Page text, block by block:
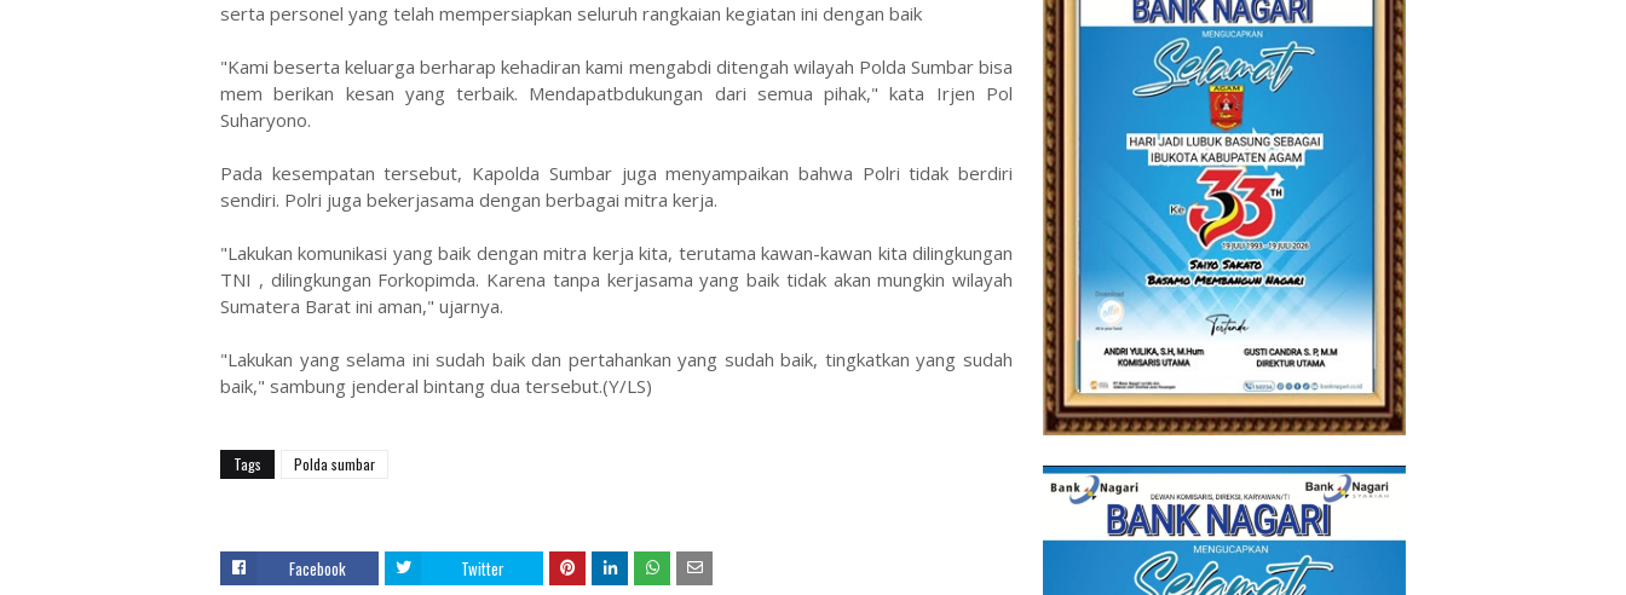
serta personel yang telah mempersiapkan seluruh rangkaian kegiatan ini dengan baik
"Kami beserta keluarga berharap kehadiran kami mengabdi ditengah wilayah Polda Sumbar bisa
mem berikan kesan yang terbaik. Mendapatbdukungan dari semua pihak," kata Irjen Pol
Suharyono.
Pada kesempatan tersebut, Kapolda Sumbar juga menyampaikan bahwa Polri tidak berdiri
sendiri. Polri juga bekerjasama dengan berbagai mitra kerja.
"Lakukan komunikasi yang baik dengan mitra kerja kita, terutama kawan-kawan kita dilingkungan
TNI , dilingkungan Forkopimda. Karena tanpa kerjasama yang baik tidak akan mungkin wilayah
Sumatera Barat ini aman," ujarnya.
"Lakukan yang selama ini sudah baik dan pertahankan yang sudah baik, tingkatkan yang sudah
baik," sambung jenderal bintang dua tersebut.(Y/LS)
Tags Polda sumbar
Facebook Twitter